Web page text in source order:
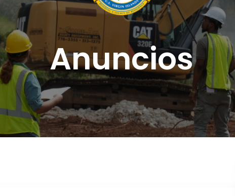
Anuncios